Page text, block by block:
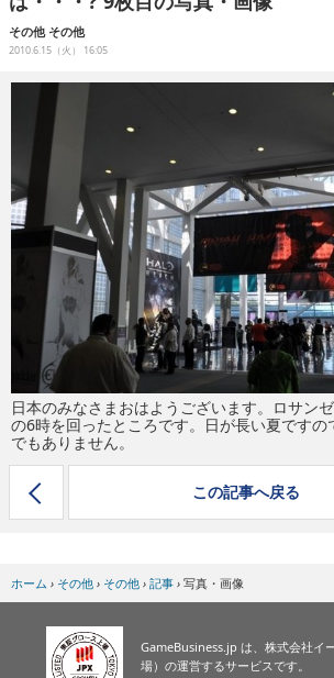
人材育成
イベント/セミナー
eスポーツ
その他 その他
2010.6.15（火） 16:05
日本のみなさまおはようございます。ロサン
の6時を回ったところです。日が長い夏ですの
でもありません。
この記事へ戻る
ホーム › その他 › その他 › 記事 › 写真・画像
GameBusiness.jp は、株式会社イ
場）の運営するサービスです。